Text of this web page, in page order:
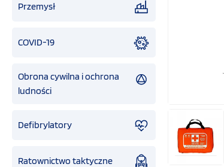
Przemysł
COVID-19
Obrona cywilna i ochrona
ludności
Defibrylatory
Ratownictwo taktyczne